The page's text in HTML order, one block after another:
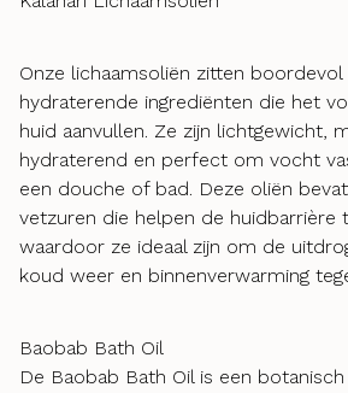
Onze lichaamsoliën zitten boordevol
hydraterende ingrediënten die het
huid aanvullen. Ze zijn lichtgewicht,
hydraterend en perfect om vocht
een douche of bad. Deze oliën
vetzuren die helpen de huidbarrière
waardoor ze ideaal zijn om de
koud weer en binnenverwarming
Baobab Bath Oil
De Baobab Bath Oil is een